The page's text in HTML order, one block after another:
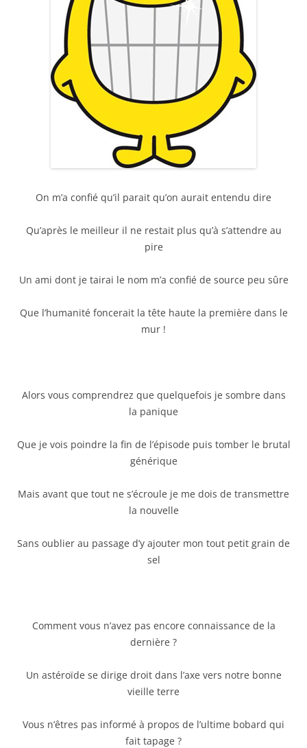
On m’a confié qu’il parait qu’on aurait entendu dire
Qu’après le meilleur il ne restait plus qu’à s’attendre au
pire
Un ami dont je tairai le nom m’a confié de source peu sûre
Que l’humanité foncerait la tête haute la première dans le
mur !
Alors vous comprendrez que quelquefois je sombre dans
la panique
Que je vois poindre la fin de l’épisode puis tomber le brutal
générique
Mais avant que tout ne s’écroule je me dois de transmettre
la nouvelle
Sans oublier au passage d’y ajouter mon tout petit grain de
sel
Comment vous n’avez pas encore connaissance de la
dernière ?
Un astéroïde se dirige droit dans l’axe vers notre bonne
vieille terre
Vous n’êtres pas informé à propos de l’ultime bobard qui
fait tapage ?